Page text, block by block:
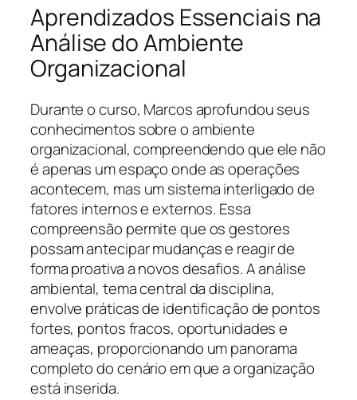
Aprendizados Essenciais na
Análise do Ambiente
Organizacional
Durante o curso, Marcos aprofundou seus
conhecimentos sobre o ambiente
organizacional, compreendendo que ele não
é apenas um espaço onde as operações
acontecem, mas um sistema interligado de
fatores internos e externos. Essa
compreensão permite que os gestores
possam antecipar mudanças e reagir de
forma proativa a novos desafios. A análise
ambiental, tema central da disciplina,
envolve práticas de identificação de pontos
fortes, pontos fracos, oportunidades e
ameaças, proporcionando um panorama
completo do cenário em que a organização
está inserida.